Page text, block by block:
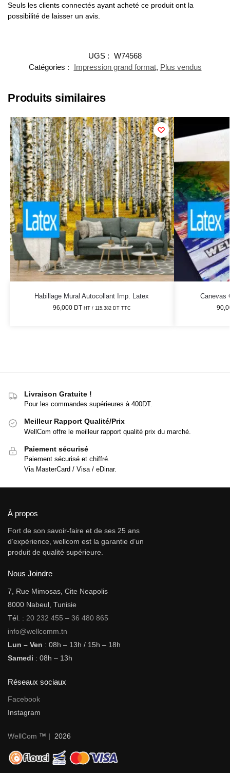
Seuls les clients connectés ayant acheté ce produit ont la
possibilité de laisser un avis.
UGS : W74568
Catégories :
Impression grand format, Plus vendus
Produits similaires
Habillage Mural Autocollant Imp. Latex
96,000 DT HT / 115,382 DTTTC
Canevas
Livraison Gratuite !
Pour les commandes supérieures à 400DT.
Meilleur Rapport Qualité/Prix
WellCom offre le meilleur rapport qualité prix du marché.
Paiement sécurisé
Paiement sécurisé et chiffré.
Via MasterCard / Visa / eDinar.
À propos
Fort de son savoir-faire et de ses 25 ans
d’expérience, wellcom est la garantie d’un
produit de qualité supérieure.
Nous Joindre
7, Rue Mimosas, Cite Neapolis
8000 Nabeul, Tunisie
Tél. : 20 232 455 – 36 480 865
info@wellcomm.tn
Lun – Ven : 08h – 13h / 15h – 18h
Samedi : 08h – 13h
Réseaux sociaux
Facebook
Instagram
WellCom ™ | 2026